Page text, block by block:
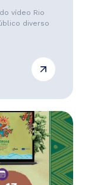
vídeo Rio
diverso